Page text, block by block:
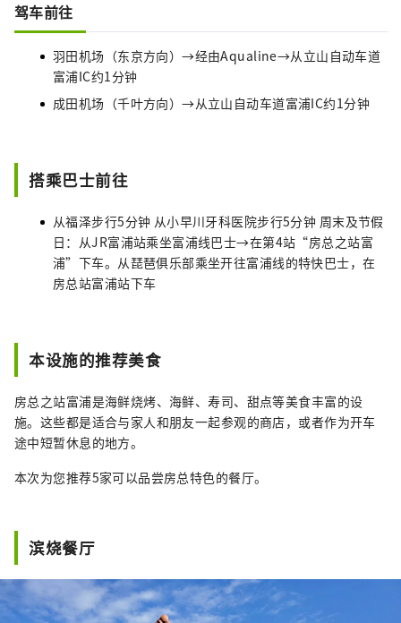
驾车前往
羽田机场（东京方向）→经由Aqualine→从立山自动车道
富浦IC约1分钟
成田机场（千叶方向）→从立山自动车道富浦IC约1分钟
搭乘巴士前往
从福泽步行5分钟 从小早川牙科医院步行5分钟 周末及节假
日：从JR富浦站乘坐富浦线巴士→在第4站“房总之站富
浦”下车。从琵琶俱乐部乘坐开往富浦线的特快巴士，在
房总站富浦站下车
本设施的推荐美食
房总之站富浦是海鲜烧烤、海鲜、寿司、甜点等美食丰富的设
施。这些都是适合与家人和朋友一起参观的商店，或者作为开车
途中短暂休息的地方。
本次为您推荐5家可以品尝房总特色的餐厅。
滨烧餐厅